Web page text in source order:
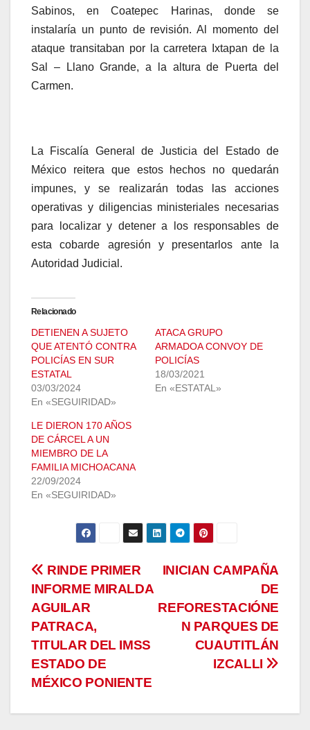
Sabinos, en Coatepec Harinas, donde se
instalaría un punto de revisión. Al momento del
ataque transitaban por la carretera Ixtapan de la
Sal – Llano Grande, a la altura de Puerta del
Carmen.
La Fiscalía General de Justicia del Estado de
México reitera que estos hechos no quedarán
impunes, y se realizarán todas las acciones
operativas y diligencias ministeriales necesarias
para localizar y detener a los responsables de
esta cobarde agresión y presentarlos ante la
Autoridad Judicial.
Relacionado
DETIENEN A SUJETO
QUE ATENTÓ CONTRA
POLICÍAS EN SUR
ESTATAL
03/03/2024
En «SEGUIRIDAD»
ATACA GRUPO
ARMADOA CONVOY DE
POLICÍAS
18/03/2021
En «ESTATAL»
LE DIERON 170 AÑOS
DE CÁRCEL A UN
MIEMBRO DE LA
FAMILIA MICHOACANA
22/09/2024
En «SEGUIRIDAD»
Navegación
de
entradas
INICIAN CAMPAÑA
DE
REFORESTACIÓNE
N PARQUES DE
CUAUTITLÁN
IZCALLI
RINDE PRIMER
INFORME MIRALDA
AGUILAR
PATRACA,
TITULAR DEL IMSS
ESTADO DE
MÉXICO PONIENTE